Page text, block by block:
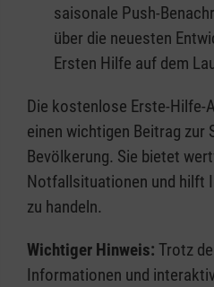
saisonale Push-
über die neuesten
Ersten Hilfe auf dem
Die kostenlose Erste-Hilfe-
einen wichtigen Beitrag zur
Bevölkerung. Sie bietet
Notfallsituationen und hilft
zu handeln.
Wichtiger Hinweis: Trotz
Informationen und